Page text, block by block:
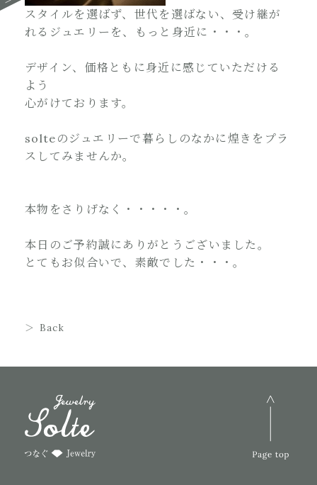
スタイルを選ばず、世代を選ばない、受け継が
れるジュエリーを、もっと身近に・・・。
デザイン、価格ともに身近に感じていただける
よう
心がけております。
solteのジュエリーで暮らしのなかに煌きをプラ
スしてみませんか。
本物をさりげなく・・・・・。
本日のご予約誠にありがとうございました。
とてもお似合いで、素敵でした・・・。
Back